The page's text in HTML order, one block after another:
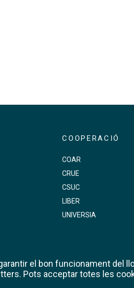
COOPERACIÓ
COAR
CRUE
CSUC
LIBER
UNIVERSIA
el bon funcionament del
Pots acceptar totes les